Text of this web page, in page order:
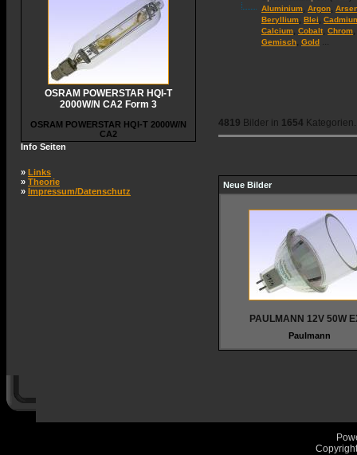
OSRAM POWERSTAR HQI-T
2000W/N CA2 Form 3
OSRAM POWERSTAR HQI-T 2000W/N
CA2
Info Seiten
» Links
» Theorie
» Impressum/Datenschutz
Aluminium, Argon,
Beryllium, Blei,
Calcium, Cobalt, Chrom,
Gemisch, Gold ...
4819 Bilder in 1654 Kategorien.
Neue Bilder
PAULMANN 12V 50W
Paulmann